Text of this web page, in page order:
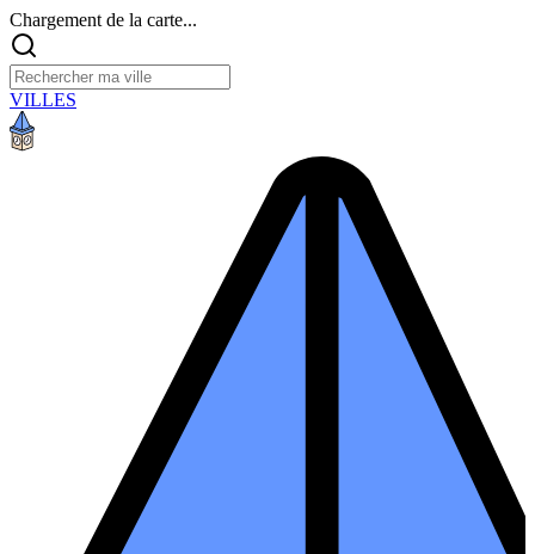
Chargement de la carte...
VILLES